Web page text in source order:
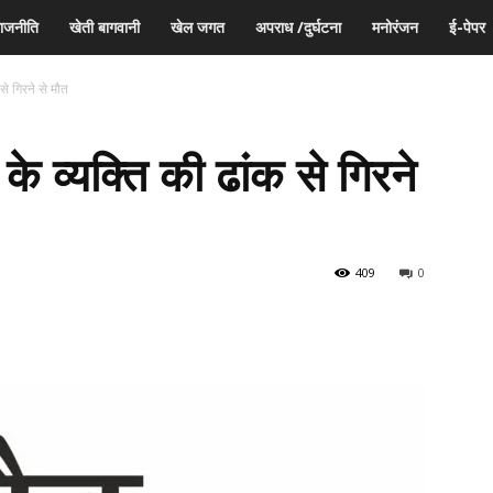
खेती बागवानी खेल जगत अपराध /दुर्घटना मनोरंजन ई-पेपर
गिरने से मौत
व्यक्ति की ढांक से गिरने
0
409